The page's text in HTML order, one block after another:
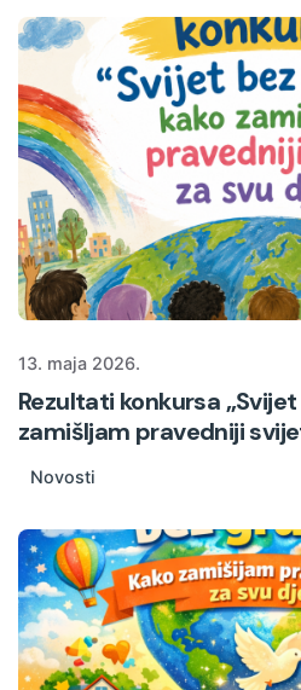
13. maja 2026.
Rezultati konkursa
zamišljam pravedniji
Novosti